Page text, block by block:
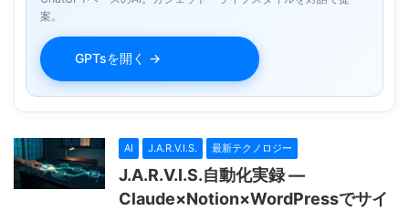
案。
GPTsを開く →
AI J.A.R.V.I.S. 最新テクノロジー
J.A.R.V.I.S.自動化実録 —
Claude×Notion×WordPressでサイ